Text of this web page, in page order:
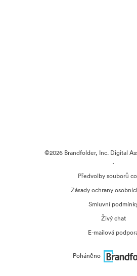
©2026 Brandfolder, Inc. Digital
·
Předvolby souborů
Zásady ochrany
Smluvní
Živý chat
E-mailová
Poháněno